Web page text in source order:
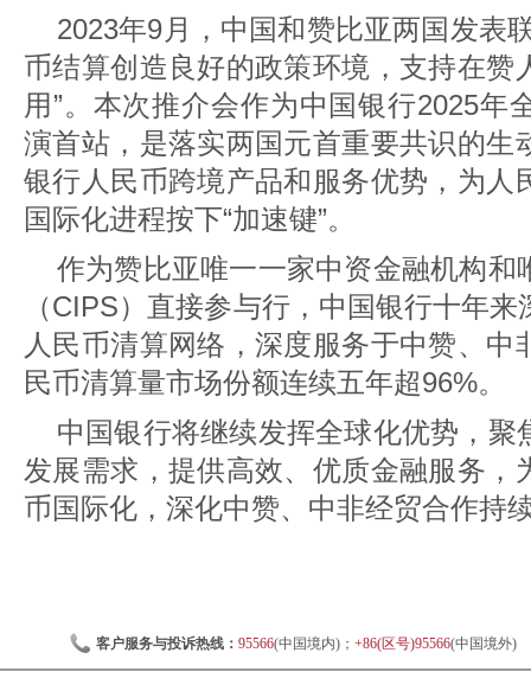
2023年9月，中国和赞比亚两国发表
币结算创造良好的政策环境，支持在赞
用”。本次推介会作为中国银行2025年
演首站，是落实两国元首重要共识的生
银行人民币跨境产品和服务优势，为人
国际化进程按下“加速键”。
作为赞比亚唯一一家中资金融机构和
（CIPS）直接参与行，中国银行十年
人民币清算网络，深度服务于中赞、中
民币清算量市场份额连续五年超96%。
中国银行将继续发挥全球化优势，聚
发展需求，提供高效、优质金融服务，
币国际化，深化中赞、中非经贸合作持
客户服务与投诉热线： 95566(中国境内)； +86(区号)95566(中国境外)